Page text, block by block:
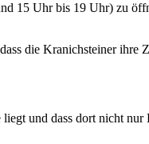
15 Uhr bis 19 Uhr) zu
die Kranichsteiner ihre
und dass dort nicht